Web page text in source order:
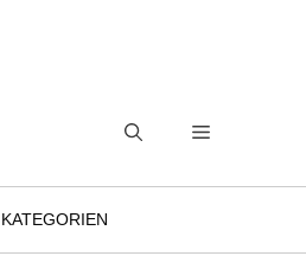
MENÜ
KATEGORIEN